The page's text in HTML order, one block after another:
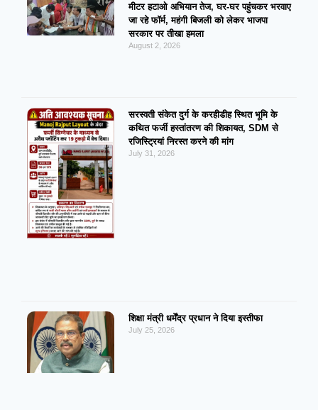
मीटर हटाओ अभियान तेज, घर-घर पहुंचकर भरवाए
जा रहे फॉर्म, महंगी बिजली को लेकर भाजपा
सरकार पर तीखा हमला
August 2, 2026
सरस्वती संकेत दुर्ग के करहीडीह स्थित भूमि के
कथित फर्जी हस्तांतरण की शिकायत, SDM से
रजिस्ट्रियां निरस्त करने की मांग
July 31, 2026
शिक्षा मंत्री धर्मेंद्र प्रधान ने दिया इस्तीफा
July 25, 2026